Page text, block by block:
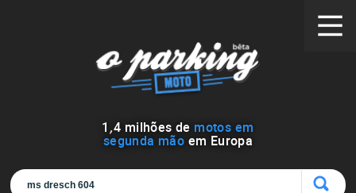
1 ,4 milhões de motos em
segunda mão em Europa